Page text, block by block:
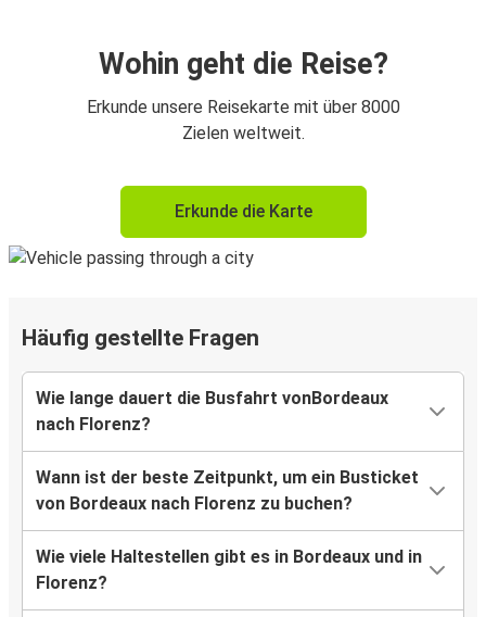
Wohin geht die Reise?
Erkunde unsere Reisekarte mit über 8000
Zielen weltweit.
Erkunde die Karte
Häufig gestellte Fragen
Wie lange dauert die Busfahrt vonBordeaux
nach Florenz?
Wann ist der beste Zeitpunkt, um ein Busticket
von Bordeaux nach Florenz zu buchen?
Wie viele Haltestellen gibt es in Bordeaux und in
Florenz?